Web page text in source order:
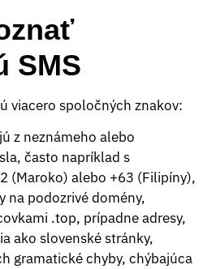
SMS
viacero spoločných znakov:
z neznámeho alebo
často napríklad s
(Maroko) alebo +63 (Filipíny),
na podozrivé domény,
.top, prípadne adresy,
ako slovenské stránky,
gramatické chyby, chýbajúca